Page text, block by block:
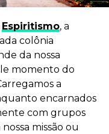
Espiritismo, a
colônia
da nossa
momento do
a
encarnados
com grupos
missão ou